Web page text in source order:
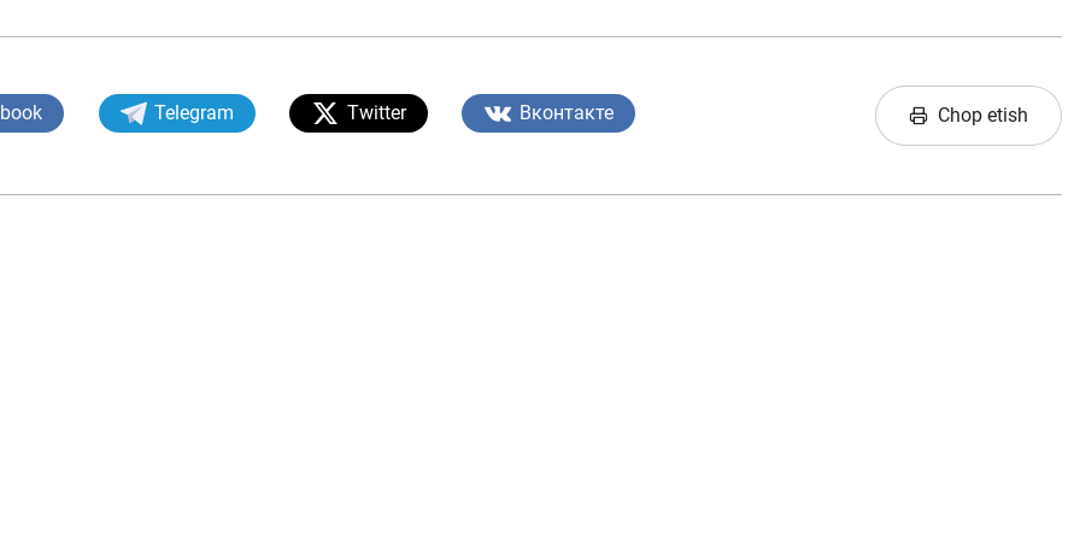
Telegram Twitter Вконтакте Chop etish